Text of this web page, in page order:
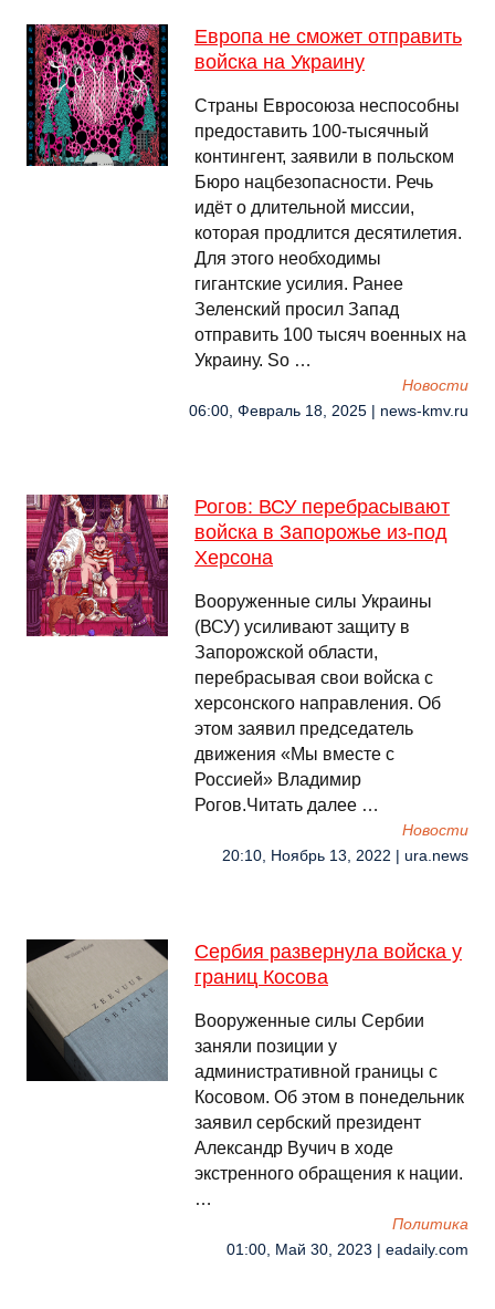
Европа не сможет отправить
войска на Украину
Страны Евросоюза неспособны
предоставить 100-тысячный
контингент, заявили в польском
Бюро нацбезопасности. Речь
идёт о длительной миссии,
которая продлится десятилетия.
Для этого необходимы
гигантские усилия. Ранее
Зеленский просил Запад
отправить 100 тысяч военных на
Украину. So …
Новости
06:00, Февраль 18, 2025 | news-kmv.ru
Рогов: ВСУ перебрасывают
войска в Запорожье из-под
Херсона
Вооруженные силы Украины
(ВСУ) усиливают защиту в
Запорожской области,
перебрасывая свои войска с
херсонского направления. Об
этом заявил председатель
движения «Мы вместе с
Россией» Владимир
Рогов.Читать далее …
Новости
20:10, Ноябрь 13, 2022 | ura.news
Сербия развернула войска у
границ Косова
Вооруженные силы Сербии
заняли позиции у
административной границы с
Косовом. Об этом в понедельник
заявил сербский президент
Александр Вучич в ходе
экстренного обращения к нации.
…
Политика
01:00, Май 30, 2023 | eadaily.com